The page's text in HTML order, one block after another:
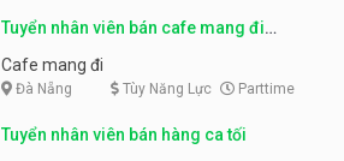
Tuyển nhân viên bán cafe mang đi
parttime, fulltime
Cafe mang đi
Đà Nẵng Tùy Năng Lực Parttime
Tuyển nhân viên bán hàng ca tối